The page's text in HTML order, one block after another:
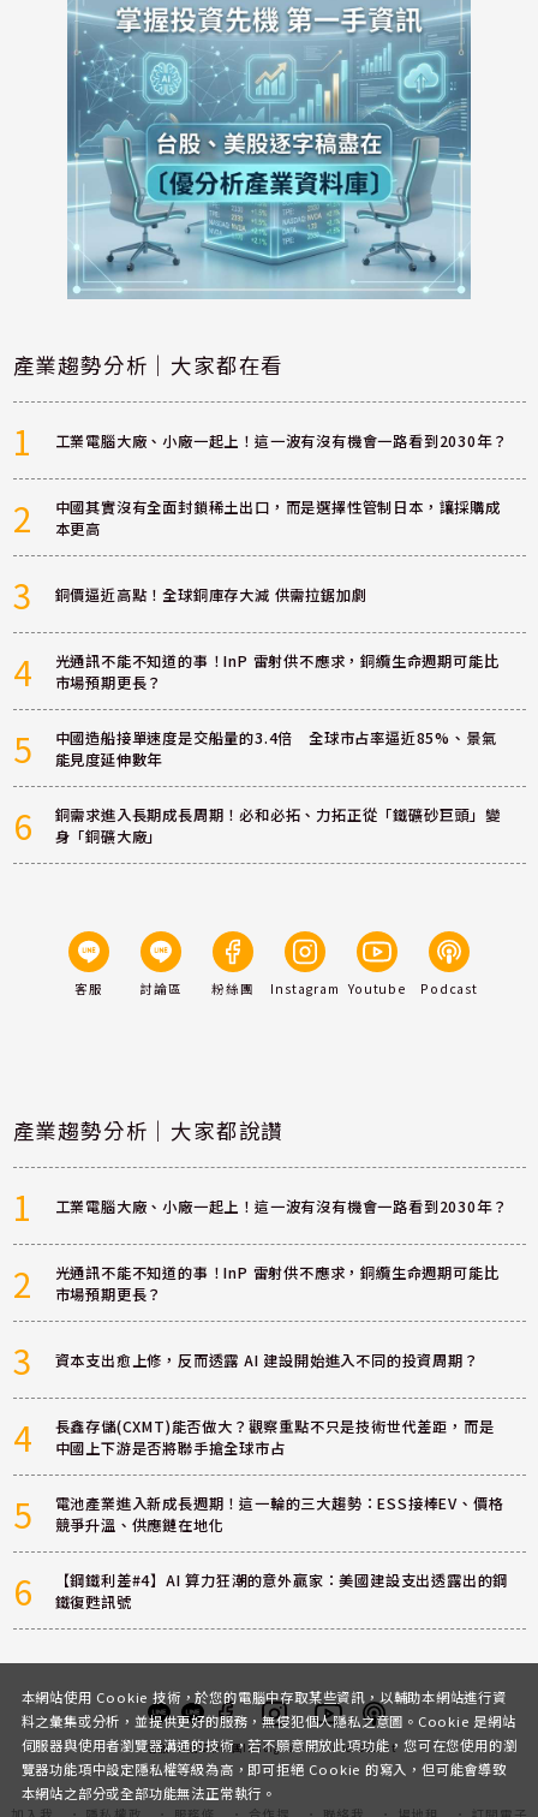
產業趨勢分析｜大家都在看
1 工業電腦大廠、小廠一起上！這一波有沒有機會一路看到2030年？
2
中國其實沒有全面封鎖稀土出口，而是選擇性管制日本，讓採購成
本更高
3 銅價逼近高點！全球銅庫存大減 供需拉鋸加劇
4
光通訊不能不知道的事！InP 雷射供不應求，銅纜生命週期可能比
市場預期更長？
5
中國造船接單速度是交船量的3.4倍 全球市占率逼近85%、景氣
能見度延伸數年
6
銅需求進入長期成長周期！必和必拓、力拓正從「鐵礦砂巨頭」變
身「銅礦大廠」
客服 討論區 粉絲團 Instagram Youtube Podcast
產業趨勢分析｜大家都說讚
1 工業電腦大廠、小廠一起上！這一波有沒有機會一路看到2030年？
2
光通訊不能不知道的事！InP 雷射供不應求，銅纜生命週期可能比
市場預期更長？
3 資本支出愈上修，反而透露 AI 建設開始進入不同的投資周期？
4
長鑫存儲(CXMT)能否做大？觀察重點不只是技術世代差距，而是
中國上下游是否將聯手搶全球市占
5
電池產業進入新成長週期！這一輪的三大趨勢：ESS接棒EV、價格
競爭升溫、供應鏈在地化
6
【鋼鐵利差#4】AI 算力狂潮的意外贏家：美國建設支出透露出的鋼
鐵復甦訊號
客服 討論區粉絲團InstagramYoutubePodcast
本網站使用 Cookie 技術，於您的電腦中存取某些資訊，以輔助本網站進行資
料之彙集或分析，並提供更好的服務，無侵犯個人隱私之意圖。Cookie 是網站
伺服器與使用者瀏覽器溝通的技術，若不願意開放此項功能，您可在您使用的瀏
覽器功能項中設定隱私權等級為高，即可拒絕 Cookie 的寫入，但可能會導致
本網站之部分或全部功能無法正常執行。